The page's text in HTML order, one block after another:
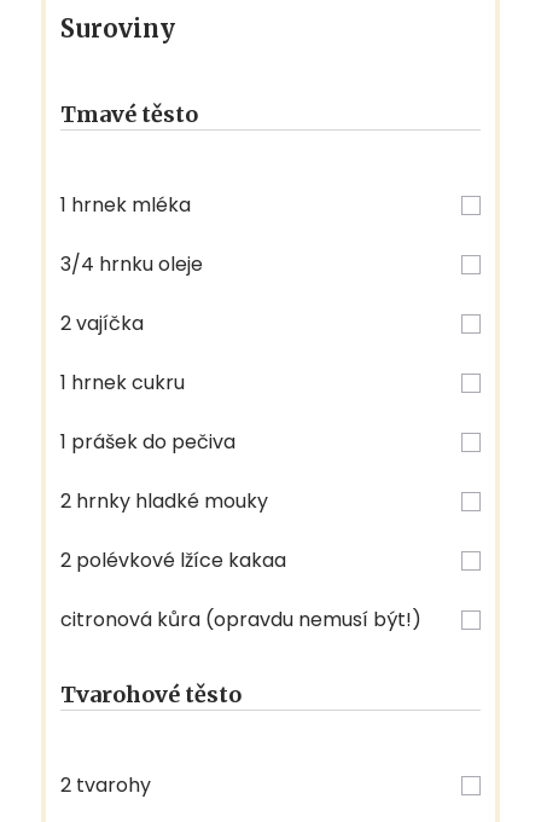
Suroviny
Tmavé těsto
1 hrnek mléka
3/4 hrnku oleje
2 vajíčka
1 hrnek cukru
1 prášek do pečiva
2 hrnky hladké mouky
2 polévkové lžíce kakaa
citronová kůra (opravdu nemusí být!)
Tvarohové těsto
2 tvarohy